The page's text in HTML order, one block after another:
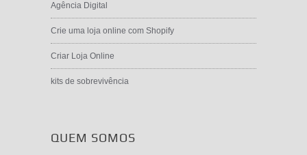
Agência Digital
Crie uma loja online com Shopify
Criar Loja Online
kits de sobrevivência
QUEM SOMOS